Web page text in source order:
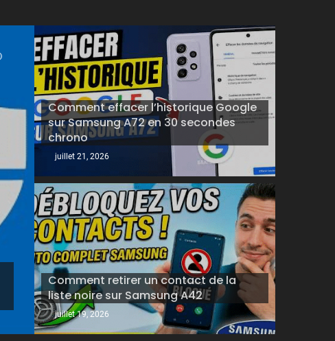
RESEAUX SOCIAUX juillet 28, 2026
Comment fusionner deux
seule
Comment effacer l’historique Google
sur Samsung A72 en 30 secondes
chrono
juillet 21, 2026
Comment retirer un contact de la
liste noire sur Samsung A42
juillet 19, 2026